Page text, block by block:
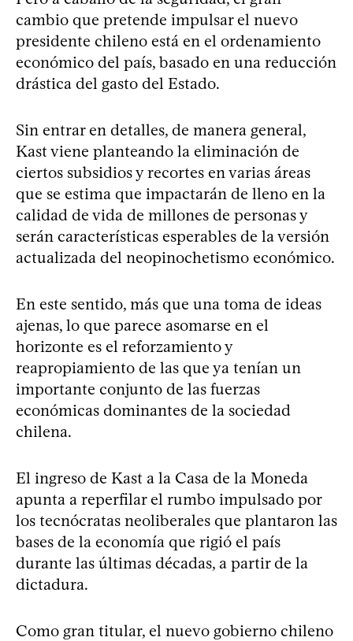
cambio que pretende impulsar el nuevo
presidente chileno está en el ordenamiento
económico del país, basado en una reducción
drástica del gasto del Estado.
Sin entrar en detalles, de manera general,
Kast viene planteando la eliminación de
ciertos subsidios y recortes en varias áreas
que se estima que impactarán de lleno en la
calidad de vida de millones de personas y
serán características esperables de la versión
actualizada del neopinochetismo económico.
En este sentido, más que una toma de ideas
ajenas, lo que parece asomarse en el
horizonte es el reforzamiento y
reapropiamiento de las que ya tenían un
importante conjunto de las fuerzas
económicas dominantes de la sociedad
chilena.
El ingreso de Kast a la Casa de la Moneda
apunta a reperfilar el rumbo impulsado por
los tecnócratas neoliberales que plantaron las
bases de la economía que rigió el país
durante las últimas décadas, a partir de la
dictadura.
Como gran titular, el nuevo gobierno chileno